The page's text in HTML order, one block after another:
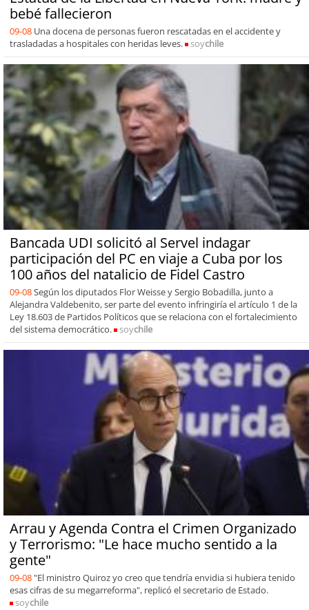
bebé fallecieron
09-08 Una docena de personas fueron rescatadas en el accidente y
trasladadas a hospitales con heridas leves.
soychile
Bancada UDI solicitó al Servel indagar
participación del PC en viaje a Cuba por los
100 años del natalicio de Fidel Castro
09-08Según los diputados Flor Weisse y Sergio Bobadilla, junto a
Alejandra Valdebenito, ser parte del evento infringiría el artículo 1 de la
Ley 18.603 de Partidos Políticos que se relaciona con el fortalecimiento
del sistema democrático.
soychile
Arrau y Agenda Contra el Crimen Organizado
y Terrorismo: "Le hace mucho sentido a la
gente"
09-08 "El ministro Quiroz yo creo que tendría envidia si hubiera tenido
esas cifras de su megarreforma", replicó el secretario de Estado.
soychile